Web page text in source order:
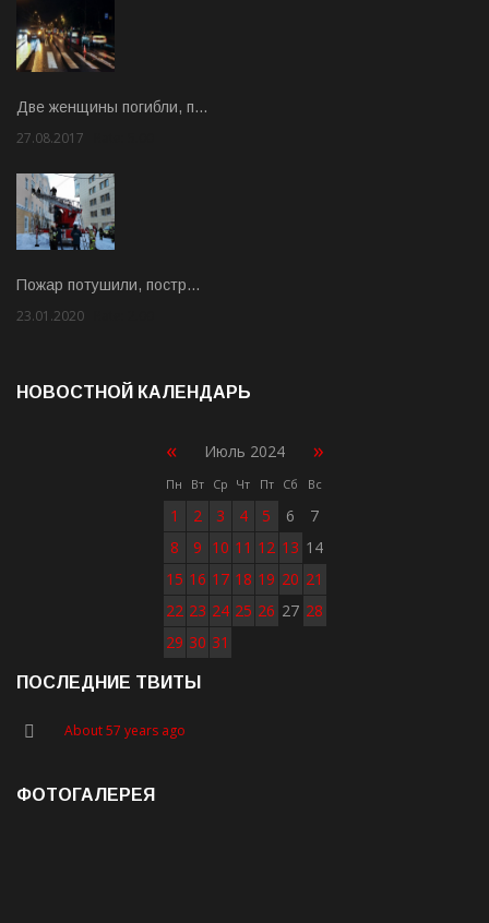
Две женщины погибли, п…
27.08.2017
Пожар потушили, постр…
23.01.2020
НОВОСТНОЙ КАЛЕНДАРЬ
« Июль 2024 »
Пн Вт Ср Чт Пт Сб Вс
1 2 3 4 5 6
7
8
9 10 11 12 13 14
15 16 17 18 19 20 21
22 23 24 25 26 27 28
29 30 31
ПОСЛЕДНИЕ ТВИТЫ
About 57 years ago
ФОТОГАЛЕРЕЯ